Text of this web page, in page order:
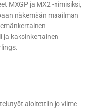
MXGP ja MX2 -nimisiksi,
näkemään maailman
ja kaksinkertainen
aloitettiin jo viime